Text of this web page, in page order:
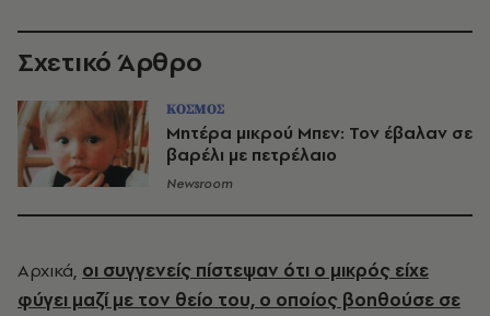
Σχετικό Άρθρο
ΚΟΣΜΟΣ
Μητέρα μικρού Μπεν: Τον έβαλαν σε
βαρέλι με πετρέλαιο
Newsroom
Αρχικά, οι συγγενείς πίστεψαν ότι ο μικρός είχε
φύγει μαζί με τον θείο του, ο οποίος βοηθούσε σε